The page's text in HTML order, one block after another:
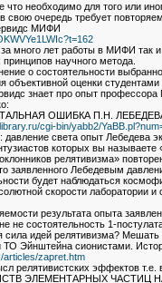
что необходимо для того или
свою очередь требует
МИФИ
за много лет работы в МИФИ так
научного метода.
о состоятельности
объективной оценки
знает про опыт
ОШИБКА П.Н.
cgi-bin/yabb2/
давление света опыт Лебедева
которых вы
релятивизма»
заявленного Лебедевым
будет наблюдаться
скорости лаборатории и
результата опыта
не состоятельность 1-
сила идей релятивизма?
ТО Эйнштейна сионистами.
articles/zapret.htm
релятивистских эффектов т.е.
ЭЛЕМЕНТАРНЫХ